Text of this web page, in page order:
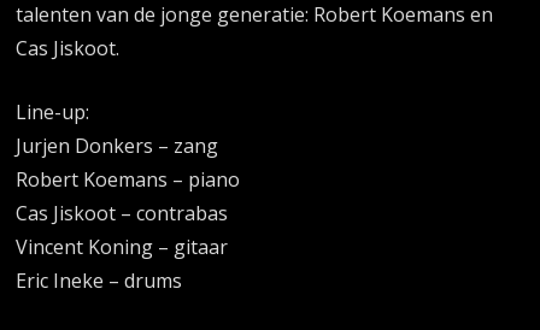
talenten van de jonge generatie: Robert Koemans en
Cas Jiskoot.
Line-up:
Jurjen Donkers – zang
Robert Koemans – piano
Cas Jiskoot – contrabas
Vincent Koning – gitaar
Eric Ineke – drums